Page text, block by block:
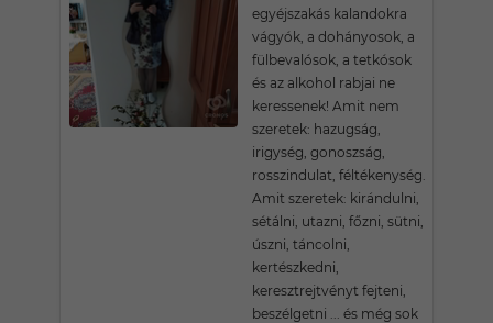
egyéjszakás kalandokra
vágyók, a dohányosok, a
fülbevalósok, a tetkósok
és az alkohol rabjai ne
keressenek! Amit nem
szeretek: hazugság,
irigység, gonoszság,
rosszindulat, féltékenység.
Amit szeretek: kirándulni,
sétálni, utazni, főzni, sütni,
úszni, táncolni,
kertészkedni,
keresztrejtvényt fejteni,
beszélgetni ... és még sok